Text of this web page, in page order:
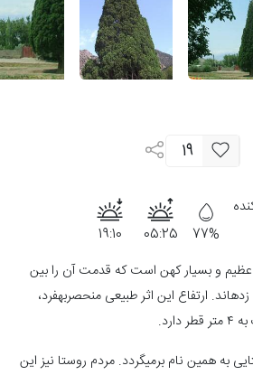
19
77%
05:25
19:10
و بسیار کهن است که قدمت آن را بین
هزار تا سه هزار سال تخمین زده‎اند. ارتفاع این اثر طبیعی منحصربه‎فرد،
وجه تسمیه هرزویل به روستایی به همین نام برمی‎گردد. مردم روستا نیز این